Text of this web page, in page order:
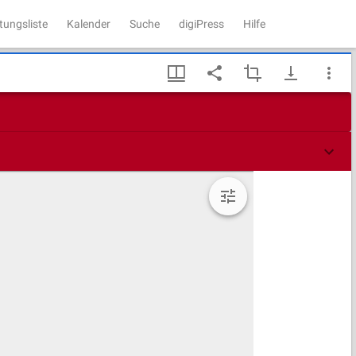
Kalender Suche digiPress Hilfe